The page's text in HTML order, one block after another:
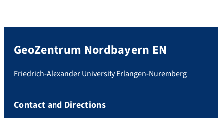
GeoZentrum Nordbayern EN
Friedrich-Alexander University Erlangen-Nuremberg
Contact and Directions